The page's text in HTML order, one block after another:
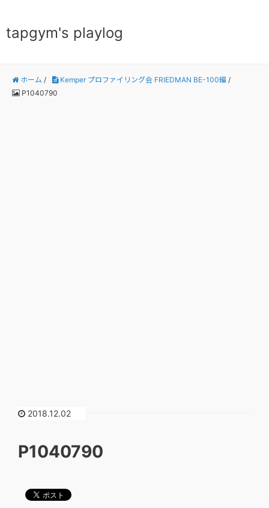
tapgym's playlog
ホーム / Kemper プロファイリング会 FRIEDMAN BE-100編 /
P1040790
2018.12.02
P1040790